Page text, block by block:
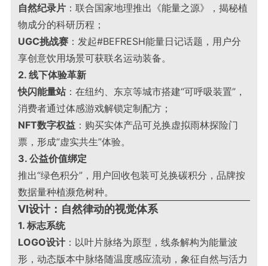
自然纪录片 ：联合国家地理推出《能量之源》，揭秘植
物成分的科研历程；
UGC挑战赛 ：发起#BEFRESH能量日记话题，用户分
享创意饮用场景可获联名运动装备。
2. 线下体验革新
快闪能量站：在纽约、东京等城市搭建“可呼吸装置”，
消费者通过体感游戏解锁定制配方；
NFT数字权益 ：购买实体产品可兑换虚拟雨林探险门
票，形成“虚实共生”体验。
3. 公益价值绑定
推出“绿色积分”，用户回收包装可兑换碳积分，品牌按
数据量种植濒危树种。
VI设计：自然律动的视觉体系
1. 标志系统
LOGO设计：以叶片脉络为原型，线条解构为能量波
形，动态版本中脉络随温度感应流动，象征自然与活力